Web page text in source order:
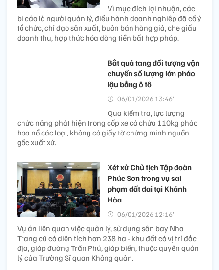
Vì mục đích lợi nhuận, các
bị cáo là người quản lý, điều hành doanh nghiệp đã cố ý
tổ chức, chỉ đạo sản xuất, buôn bán hàng giả, che giấu
doanh thu, hợp thức hóa dòng tiền bất hợp pháp.
Bắt quả tang đối tượng vận
chuyển số lượng lớn pháo
lậu bằng ô tô
06/01/2026 13:46’
Qua kiểm tra, lực lượng
chức năng phát hiện trong cốp xe có chứa 110kg pháo
hoa nổ các loại, không có giấy tờ chứng minh nguồn
gốc xuất xứ.
Xét xử Chủ tịch Tập đoàn
Phúc Sơn trong vụ sai
phạm đất đai tại Khánh
Hòa
06/01/2026 12:16’
Vụ án liên quan việc quản lý, sử dụng sân bay Nha
Trang cũ có diện tích hơn 238 ha - khu đất có vị trí đắc
địa, giáp đường Trần Phú, giáp biển, thuộc quyền quản
lý của Trường Sĩ quan Không quân.